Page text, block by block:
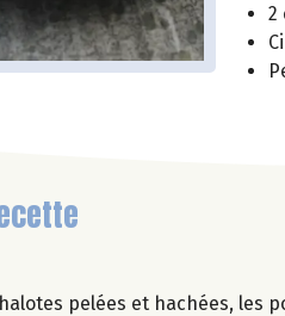
2
pelées et hachées, les